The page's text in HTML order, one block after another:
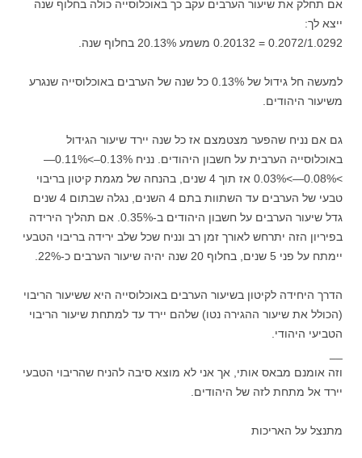
אם תחלק את שיעור הערבים עקב כך באוכלוסייה כולה בחלוף שנה
ייצא לך:
0.2072/1.0292 = 0.20132 משמע 20.13% בחלוף שנה.
למעשה חל גידול של 0.13% כל שנה של הערבים באוכלוסייה שנגרע
משיעור היהודים.
גם אם נניח שהפער מצטמצם אז כל שנה יירד שיעור הגידול
באוכלוסייה הערבית על חשבון היהודים. נניח 0.13%–>0.11%—
>0.08%—>0.03% אז תוך 4 שנים, בהנחה של מגמת קיטון בריבוי
טבעי של הערבים עד השתוות בתם 4 השנים, נגלה שבתום 4 שנים
גדל שיעור הערבים על חשבון היהודים ב-0.35%. אם תהליך הירידה
בפיריון הזה יתרחש לאורך זמן רב ונניח שכל שלב ירידה בריבוי הטבעי
יימתח על פני 5 שנים, בחלוף 20 שנה יהיה שיעור הערבים כ-22%.
הדרך היחידה לקיטון בשיעור הערבים באוכלוסייה היא ששיעור הריבוי
(הכולל את שיעור ההגירה נטו) שלהם יירד עד למתחת שיעור הריבוי
הטביעי היהודי.
וזה אומנם מבאס אותי, אך אני לא מוצא סיבה להניח שהריבוי הטבעי
יירד אל מתחת לזה של היהודים.
מתנצל על האריכות